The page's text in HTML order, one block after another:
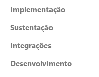
Implementação
Sustentação
Integrações
Desenvolvimento